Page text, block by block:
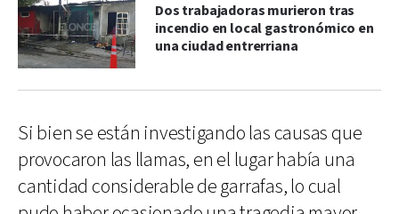
Dos trabajadoras murieron tras
incendio en local gastronómico en
una ciudad entrerriana
Si bien se están investigando las causas que
provocaron las llamas, en el lugar había una
cantidad considerable de garrafas, lo cual